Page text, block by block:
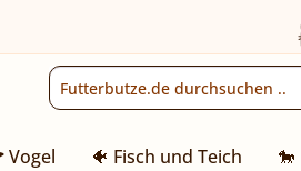
Vogel 🐠 Fisch und Teich